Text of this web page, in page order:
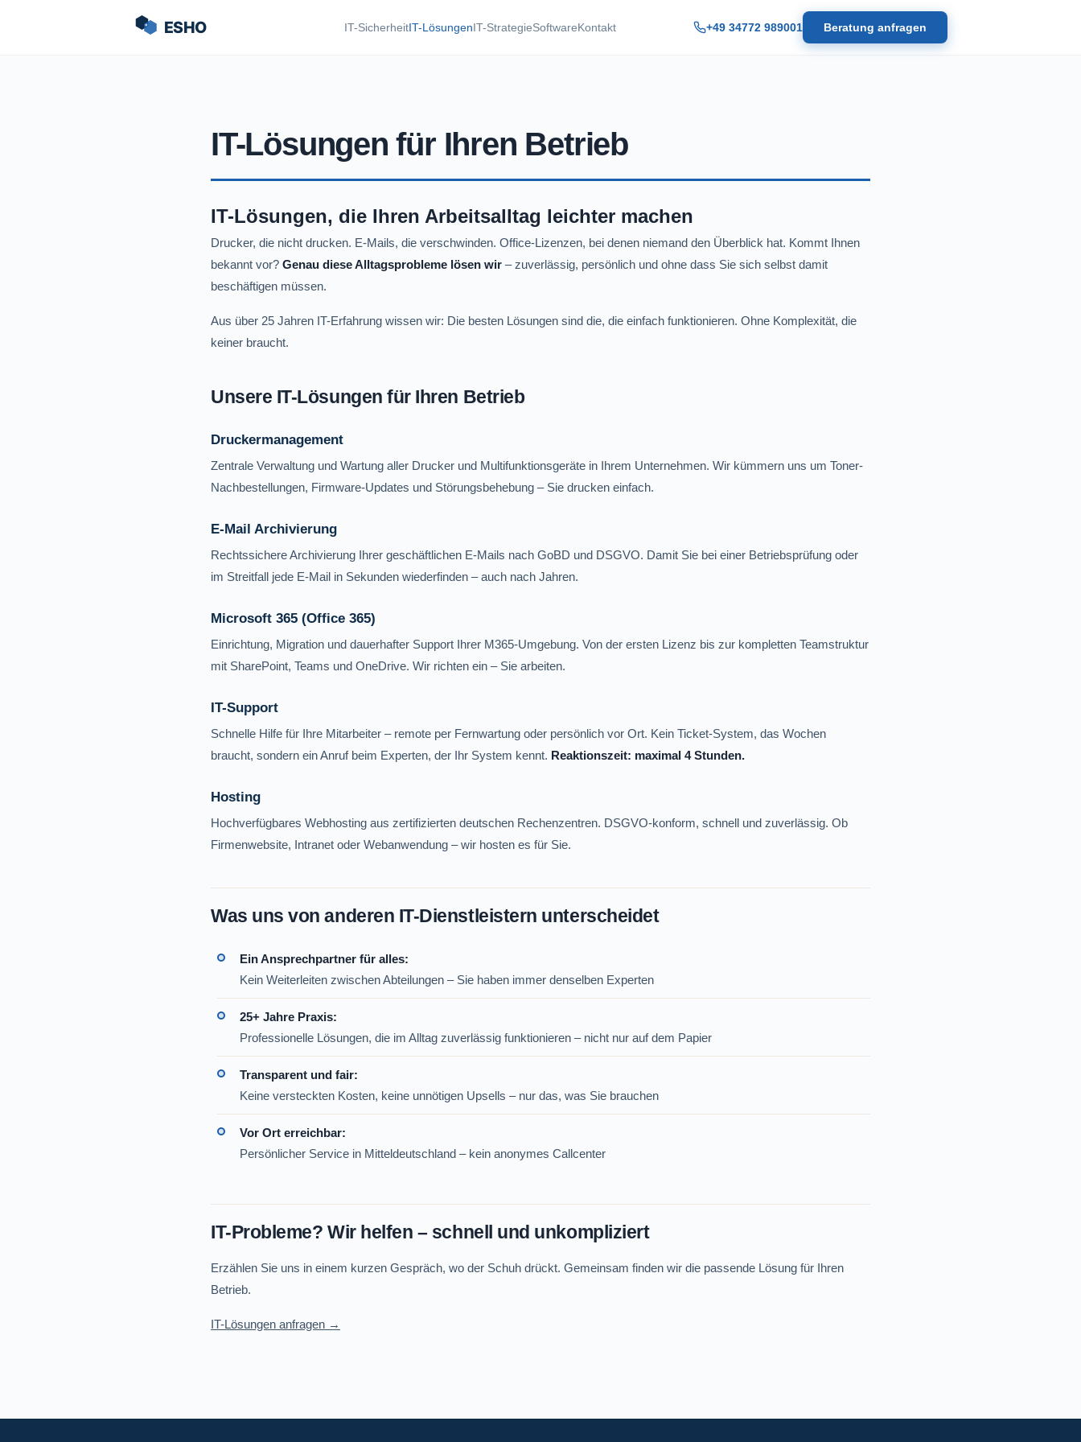
IT-SicherheitIT-LösungenIT-StrategieSoftwareKontakt +49 34772 989001 Beratung anfragen
IT-Lösungen für Ihren Betrieb
IT-Lösungen, die Ihren Arbeitsalltag leichter machen
Drucker, die nicht drucken. E-Mails, die verschwinden. Office-Lizenzen, bei denen niemand den Überblick hat. Kommt Ihnen
bekannt vor? Genau diese Alltagsprobleme lösen wir – zuverlässig, persönlich und ohne dass Sie sich selbst damit
beschäftigen müssen.
Aus über 25 Jahren IT-Erfahrung wissen wir: Die besten Lösungen sind die, die einfach funktionieren. Ohne Komplexität, die
keiner braucht.
Unsere IT-Lösungen für Ihren Betrieb
Druckermanagement
Zentrale Verwaltung und Wartung aller Drucker und Multifunktionsgeräte in Ihrem Unternehmen. Wir kümmern uns um Toner-
Nachbestellungen, Firmware-Updates und Störungsbehebung – Sie drucken einfach.
E-Mail Archivierung
Rechtssichere Archivierung Ihrer geschäftlichen E-Mails nach GoBD und DSGVO. Damit Sie bei einer Betriebsprüfung oder
im Streitfall jede E-Mail in Sekunden wiederfinden – auch nach Jahren.
Microsoft 365 (Office 365)
Einrichtung, Migration und dauerhafter Support Ihrer M365-Umgebung. Von der ersten Lizenz bis zur kompletten Teamstruktur
mit SharePoint, Teams und OneDrive. Wir richten ein – Sie arbeiten.
IT-Support
Schnelle Hilfe für Ihre Mitarbeiter – remote per Fernwartung oder persönlich vor Ort. Kein Ticket-System, das Wochen
braucht, sondern ein Anruf beim Experten, der Ihr System kennt. Reaktionszeit: maximal 4 Stunden.
Hosting
Hochverfügbares Webhosting aus zertifizierten deutschen Rechenzentren. DSGVO-konform, schnell und zuverlässig. Ob
Firmenwebsite, Intranet oder Webanwendung – wir hosten es für Sie.
Was uns von anderen IT-Dienstleistern unterscheidet
Ein Ansprechpartner für alles:
Kein Weiterleiten zwischen Abteilungen – Sie haben immer denselben Experten
25+ Jahre Praxis:
Professionelle Lösungen, die im Alltag zuverlässig funktionieren – nicht nur auf dem Papier
Transparent und fair:
Keine versteckten Kosten, keine unnötigen Upsells – nur das, was Sie brauchen
Vor Ort erreichbar:
Persönlicher Service in Mitteldeutschland – kein anonymes Callcenter
IT-Probleme? Wir helfen – schnell und unkompliziert
Erzählen Sie uns in einem kurzen Gespräch, wo der Schuh drückt. Gemeinsam finden wir die passende Lösung für Ihren
Betrieb.
IT-Lösungen anfragen →